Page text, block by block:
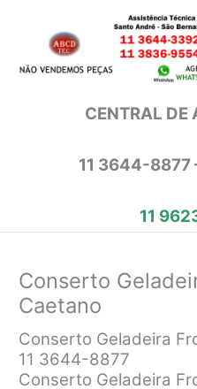
conteúdo
CENTRAL DE
11 3644-8877
11
Conserto
Caetano
Conserto Geladeira
11 3644-8877
Conserto Geladeira